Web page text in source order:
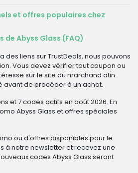
et offres populaires chez
de Abyss Glass (FAQ)
des liens sur TrustDeals, nous pouvons
Vous devez vérifier tout coupon ou
sur le site du marchand afin
avant de procéder à un achat.
et 7 codes actifs en août 2026. En
Abyss Glass et offres spéciales
ou d'offres disponibles pour le
à notre newsletter et recevez une
codes Abyss Glass seront